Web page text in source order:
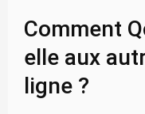
Comment
elle aux
ligne ?